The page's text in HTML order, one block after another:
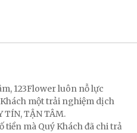
123Flower luôn nỗ lực
một trải nghiệm dịch
TÍN, TẬN TÂM.
tiền mà Quý Khách đã chi trả